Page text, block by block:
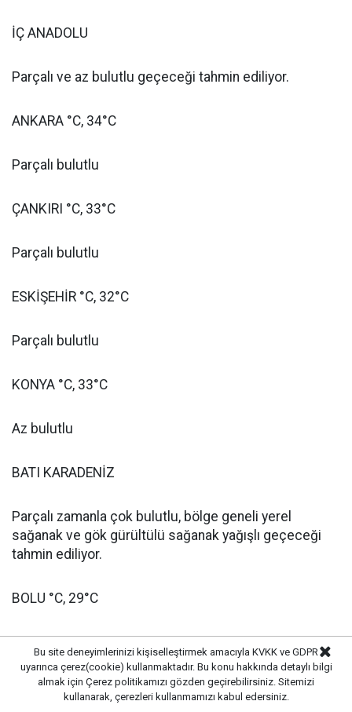
İÇ ANADOLU
Parçalı ve az bulutlu geçeceği tahmin ediliyor.
ANKARA °C, 34°C
Parçalı bulutlu
ÇANKIRI °C, 33°C
Parçalı bulutlu
ESKİŞEHİR °C, 32°C
Parçalı bulutlu
KONYA °C, 33°C
Az bulutlu
BATI KARADENİZ
Parçalı zamanla çok bulutlu, bölge geneli yerel
sağanak ve gök gürültülü sağanak yağışlı geçeceği
tahmin ediliyor.
BOLU °C, 29°C
gürültülü sağanak yağışlı
DÜZCE °C, 31°C
Bu site deneyimlerinizi kişiselleştirmek amacıyla KVKK ve GDPR
uyarınca çerez(cookie) kullanmaktadır. Bu konu hakkında detaylı bilgi
almak için Çerez politikamızı gözden geçirebilirsiniz. Sitemizi
kullanarak, çerezleri kullanmamızı kabul edersiniz.